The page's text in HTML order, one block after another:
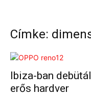
Címke:
Ibiza-ban
erős hardver